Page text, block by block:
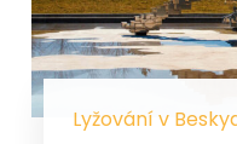
Lyžování v